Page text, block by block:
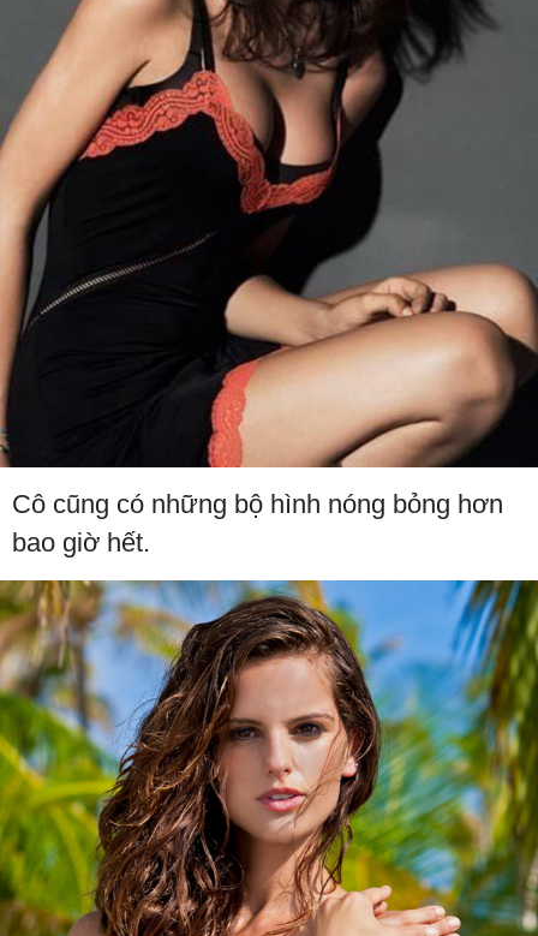
Cô cũng có những bộ hình nóng bỏng hơn
bao giờ hết.